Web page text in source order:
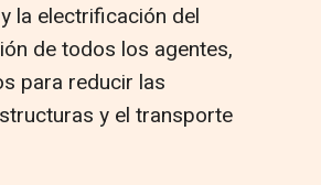
la electrificación del
de todos los agentes,
para reducir las
y el transporte